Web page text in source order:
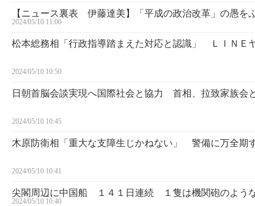
【ニュース裏表 伊藤達美】「平成の政治改革」の愚
2024/05/10 11:00
松本総務相「行政指導踏まえた対応と認識」 ＬＩＮＥ
2024/05/10 10:50
日朝首脳会談実現へ国際社会と協力 首相、拉致家族会
2024/05/10 10:45
木原防衛相「重大な支障生じかねない」 警備に万全期
2024/05/10 10:41
尖閣周辺に中国船 １４１日連続 １隻は機関砲のよう
2024/05/10 10:40